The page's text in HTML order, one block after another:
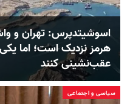
اسوشیتدپرس: تهران و
هرمز نزدیک است؛ اما
عقب‌نشینی کنند
سیاسی و اجتماعی